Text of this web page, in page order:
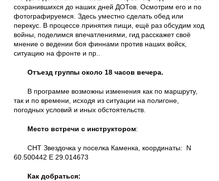
сохранившихся до наших дней ДОТов. Осмотрим его и по
фотографируемся. Здесь уместно сделать обед или
перекус. В процессе принятия пищи, ещё раз обсудим ход
войны, поделимся впечатлениями, гид расскажет своё
мнение о ведении боя финнами против наших войск,
ситуацию на фронте и пр..
Отъезд группы около 18 часов вечера.
В программе возможны изменения как по маршруту,
так и по времени, исходя из ситуации на полигоне,
погодных условий и иных обстоятельств.
Место встречи с инструктором:
СНТ Звездочка у поселка Каменка, координаты: N
60.500442 E 29.014673
Как добраться: